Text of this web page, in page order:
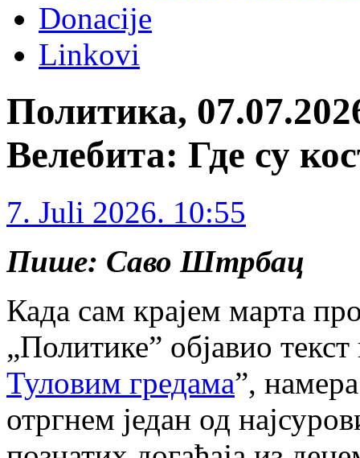
Donacije
Linkovi
Политика,
Велебита: Где су
7. Juli 2026. 10:55
Пише: Саво Штрбац
Када сам крајем марта
„Политике” објавио
Туловим гредама”,
отргнем један од